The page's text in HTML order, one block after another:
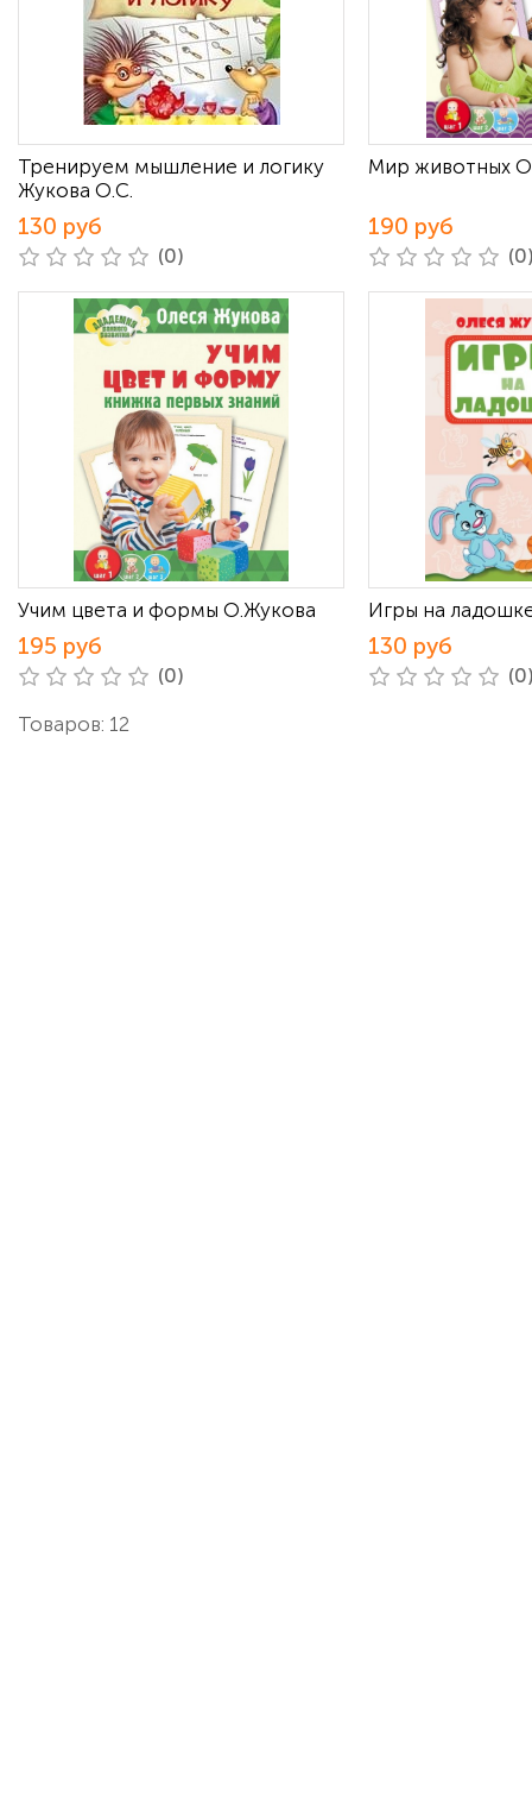
Тренируем мышление и логику
Жукова О.С.
130 руб
(0)
Мир животных
190 руб
Учим цвета и формы О.Жукова
195 руб
(0)
Игры на
130 руб
Товаров: 12